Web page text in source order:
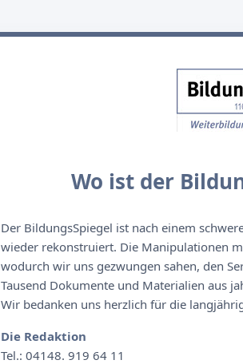
Wo ist der
Der BildungsSpiegel ist nach einem
wieder rekonstruiert. Die Manipulationen
wodurch wir uns gezwungen sahen, den
Tausend Dokumente und Materialien aus
Wir bedanken uns herzlich für die
Die Redaktion
Tel.: 04148. 919 64 11